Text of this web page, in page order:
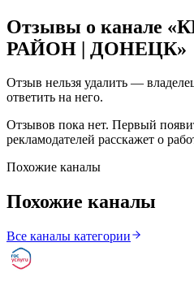
Отзывы о канале «
РАЙОН | ДОНЕЦК»
Отзыв нельзя удалить —
ответить на него.
Отзывов пока нет. Первый
рекламодателей расскажет о
Похожие каналы
Похожие каналы
Все каналы категории